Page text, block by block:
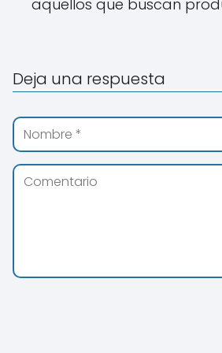
aquellos que buscan
Deja una respuesta